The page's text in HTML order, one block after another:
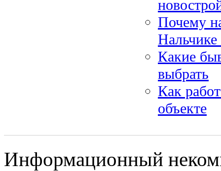
Почему
Какие
выбрать
Как
объекте
Информационный